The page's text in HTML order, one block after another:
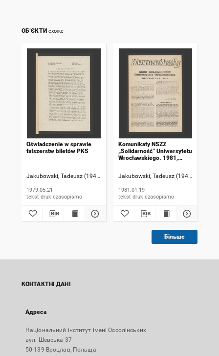
ОБ’ЄКТИ схоже
Oświadczenie w sprawie
fałszerstw biletów PKS
Jakubowski, Tadeusz (1947-). Rzecznik informacji
1979.05.21
tekst druk czasopismo
Komunikaty NSZZ
„Solidarność” Uniwersytetu
Wrocławskiego. 1981,
Jakubowski, Tadeusz (1947-).
1981.01.19
tekst druk czasopismo
Більше
КОНТАКТНІ ДАНІ
Адреса
Національний інститут імені Оссолінських
вул. Шевська 37
50-139 Вроцлав, Польща